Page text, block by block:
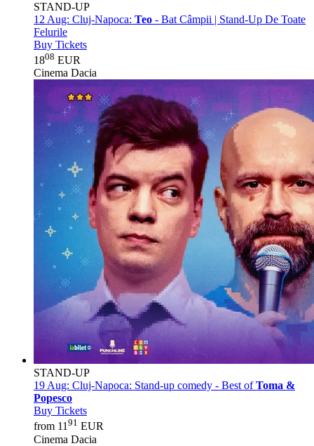
STAND-UP
12 Aug: Cluj-Napoca: Teo - Bat Câmpii | Stand-Up De Toate
Felurile
Buy Tickets
1808 EUR
Cinema Dacia
STAND-UP
19 Aug: Cluj-Napoca: Stand-up comedy - Best ofToma &
Popesco
Buy Tickets
from 1191 EUR
Cinema Dacia